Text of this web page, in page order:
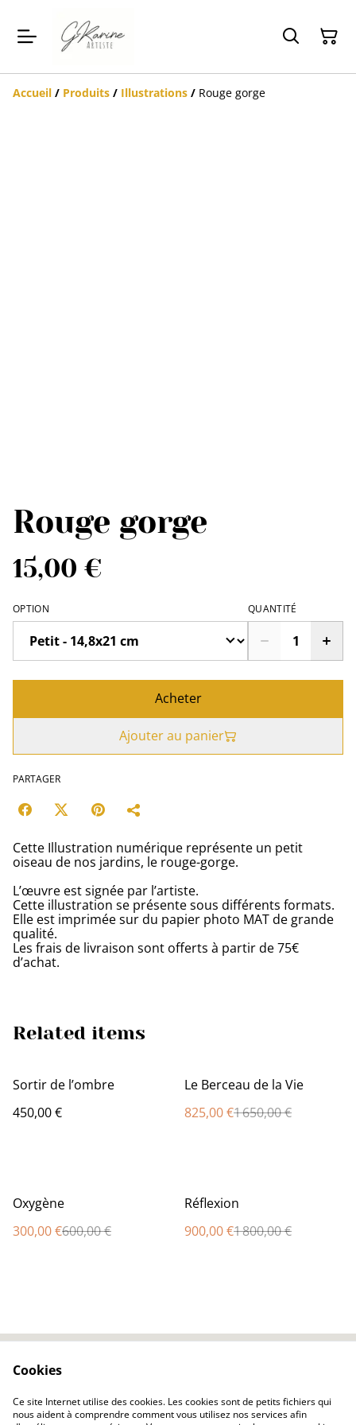
Accueil / Produits / Illustrations / Rouge gorge
Rouge gorge
15,00 €
OPTION QUANTITÉ
Acheter
Ajouter au panier
PARTAGER
Cette Illustration numérique représente un petit
oiseau de nos jardins, le rouge-gorge.
L’œuvre est signée par l’artiste.
Cette illustration se présente sous différents formats.
Elle est imprimée sur du papier photo MAT de grande
qualité.
Les frais de livraison sont offerts à partir de 75€
d’achat.
Related items
Sortir de l’ombre
450,00 €
%
Le Berceau de la Vie
825,00 €1 650,00 €
%
Oxygène
300,00 €600,00 €
%
Réflexion
900,00 €1 800,00 €
Politique de
confidentialité
Politique des cookies
Cookies
Ce site Internet utilise des cookies. Les cookies sont de petits fichiers qui
nous aident à comprendre comment vous utilisez nos services afin